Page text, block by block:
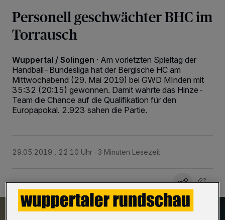
Personell geschwächter BHC im
Torrausch
Wuppertal / Solingen · Am vorletzten Spieltag der
Handball-Bundesliga hat der Bergische HC am
Mittwochabend (29. Mai 2019) bei GWD MInden mit
35:32 (20:15) gewonnen. Damit wahrte das Hinze-
Team die Chance auf die Qualifikation für den
Europapokal. 2.923 sahen die Partie.
29.05.2019 , 22:10 Uhr 3 Minuten Lesezeit